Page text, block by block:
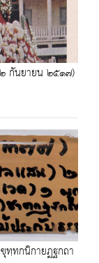
กันยายน ๒๕๑๗)
ทฺทกนิกายฏฐกถา